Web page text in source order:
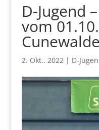
D-Jugend
vom
2. Okt.. 2022| D-